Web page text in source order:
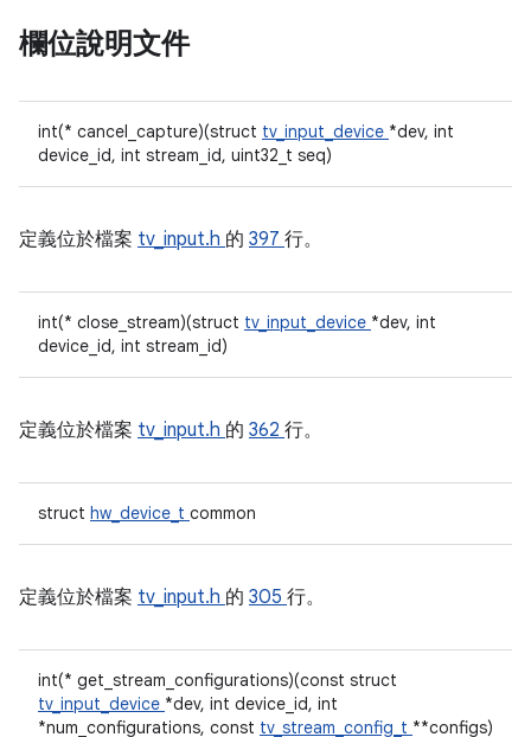
欄位說明文件
int(* cancel_capture)(struct tv_input_device *dev, int
device_id, int stream_id, uint32_t seq)
定義位於檔案 tv_input.h 的 397 行。
int(* close_stream)(struct tv_input_device *dev, int
device_id, int stream_id)
定義位於檔案 tv_input.h 的 362 行。
struct hw_device_t common
定義位於檔案 tv_input.h 的 305 行。
int(* get_stream_configurations)(const struct
tv_input_device *dev, int device_id, int
*num_configurations, const tv_stream_config_t **configs)